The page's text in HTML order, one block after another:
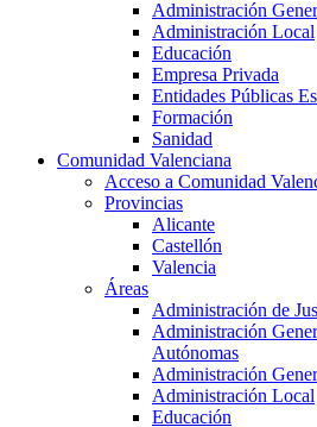
Administración
Administración Local
Educación
Empresa Privada
Entidades Públicas
Formación
Sanidad
Comunidad Valenciana
Acceso a Comunidad
Provincias
Alicante
Castellón
Valencia
Áreas
Administración de
Administración
Autónomas
Administración
Administración Local
Educación